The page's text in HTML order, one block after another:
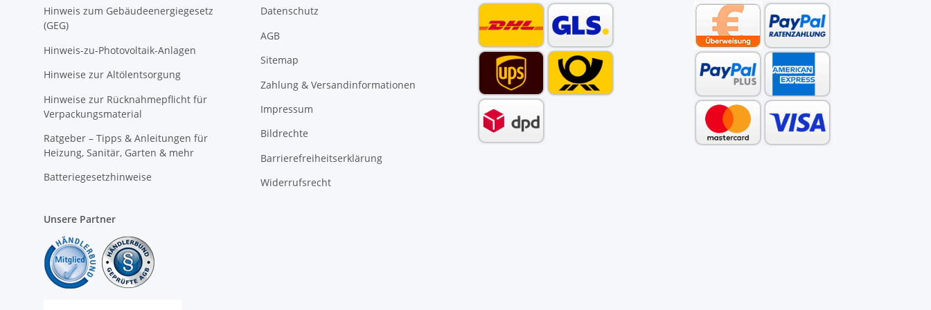
Hinweis zum Gebäudeenergiegesetz
(GEG)
Hinweis-zu-Photovoltaik-Anlagen
Hinweise zur Altölentsorgung
Hinweise zur Rücknahmepflicht für
Verpackungsmaterial
Ratgeber – Tipps & Anleitungen für
Heizung, Sanitär, Garten & mehr
Batteriegesetzhinweise
Datenschutz
AGB
Sitemap
Zahlung & Versandinformationen
Impressum
Bildrechte
Barrierefreiheitserklärung
Widerrufsrecht
Unsere Partner